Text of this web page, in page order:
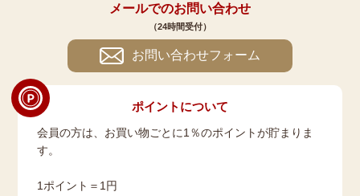
メールでのお問い合わせ
（24時間受付）
お問い合わせフォーム
ポイントについて
会員の方は、お買い物ごとに1％のポイントが貯まりま
す。
1ポイント＝1円